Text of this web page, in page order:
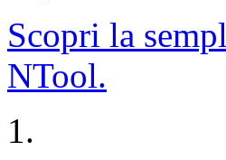
Scopri la
NTool.